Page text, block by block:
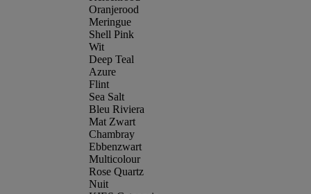
Oranjerood
Meringue
Shell Pink
Wit
Deep Teal
Azure
Flint
Sea Salt
Bleu Riviera
Mat Zwart
Chambray
Ebbenzwart
Multicolour
Rose Quartz
Nuit